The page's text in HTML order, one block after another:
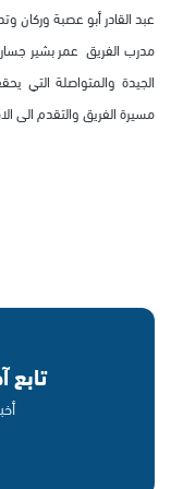
عبد القادر أبو عصبة وركان
مدرب الفريق عمر بشير جسار
الجيدة والمتواصلة التي
مسيرة الفريق والتقدم الى
تابع